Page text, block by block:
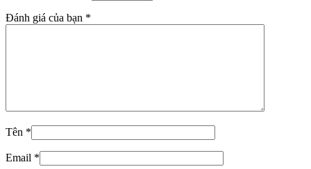
Đánh giá của bạn *
Tên *
Email *